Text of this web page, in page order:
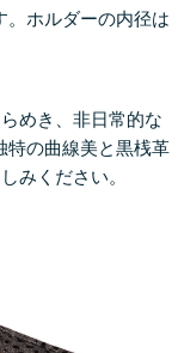
。ホルダーの内径は
めき、非日常的な
特の曲線美と黒桟革
みください。